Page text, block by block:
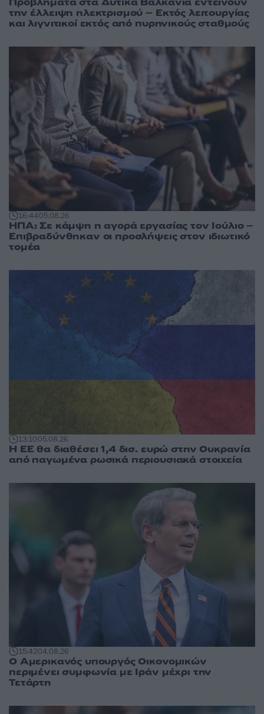
την έλλειψη ηλεκτρισμού – Εκτός λειτουργίας
και λιγνιτικοί εκτός από πυρηνικούς σταθμούς
16:4405.08.26
ΗΠΑ: Σε κάμψη η αγορά εργασίας τον Ιούλιο –
Επιβραδύνθηκαν οι προσλήψεις στον ιδιωτικό
τομέα
13:1005.08.26
Η ΕΕ θα διαθέσει 1,4 δισ. ευρώ στην Ουκρανία
από παγωμένα ρωσικά περιουσιακά στοιχεία
15:4204.08.26
Ο Αμερικανός υπουργός Οικονομικών
περιμένει συμφωνία με Ιράν μέχρι την
Τετάρτη